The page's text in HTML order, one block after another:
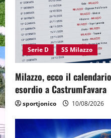
Serie D SS Milazzo
Milazzo, ecco il
esordio a CastrumFavara
sportjonico 10/08/2026